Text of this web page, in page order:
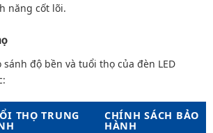
năng cốt lõi.
độ bền và tuổi thọ của đèn LED
THỌ TRUNG CHÍNH SÁCH BẢO
HÀNH